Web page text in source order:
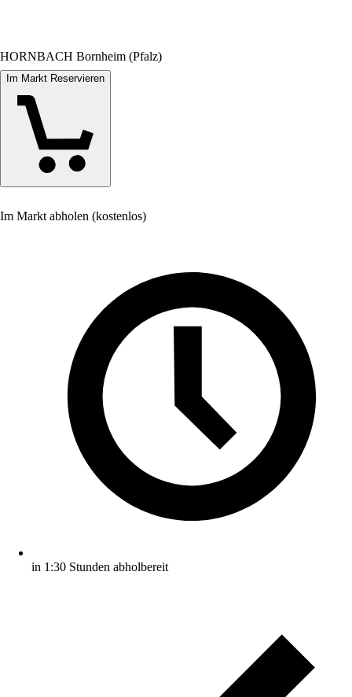
HORNBACH Bornheim (Pfalz)
Im Markt Reservieren
Im Markt abholen (kostenlos)
in 1:30 Stunden abholbereit